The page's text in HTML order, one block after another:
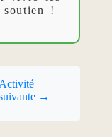
!
Activité
→